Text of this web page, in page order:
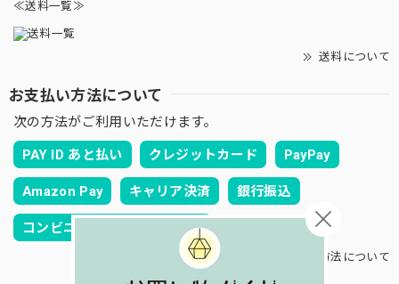
≪送料一覧≫
送料について
お支払い方法について
次の方法がご利用いただけます。
PAY ID あと払い クレジットカード PayPay
Amazon Pay キャリア決済 銀行振込
コンビニ決済またはPay-easy
お支払い方法について